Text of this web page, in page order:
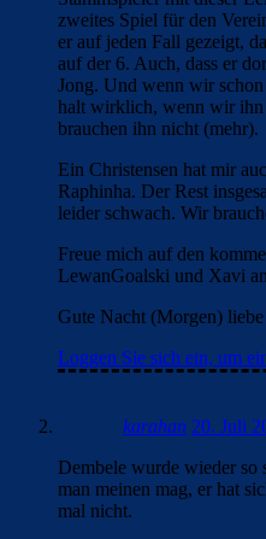
zweites Spiel für den
er auf jeden Fall gezeigt,
auf der 6. Auch, dass er
Jong. Und wenn wir
halt wirklich, wenn wir
brauchen ihn nicht (mehr).
Ein Christensen hat mir
Raphinha. Der Rest
leider schwach. Wir
Freue mich auf den
LewanGoalski und Xavi
Gute Nacht (Morgen)
Loggen Sie sich ein, um
karahan 20. Juli
Dembele wurde wieder so
man meinen mag, er hat
mal nicht.